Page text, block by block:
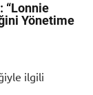
“Lonnie
Yönetime
ilgili